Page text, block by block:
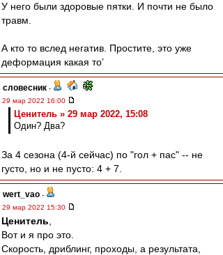
У него были здоровые пятки. И почти не было
травм.
А кто то вслед негатив. Простите, это уже
деформация какая то’
словесник -
29 мар 2022 16:00
Ценитель » 29 мар 2022, 15:08
Один? Два?
За 4 сезона (4-й сейчас) по "гол + пас" -- не
густо, но и не пусто: 4 + 7.
wert_vao -
29 мар 2022 15:30
Ценитель
Вот и я про это.
Скорость, дриблинг, проходы, а результата,